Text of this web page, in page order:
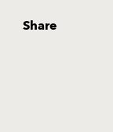
Share